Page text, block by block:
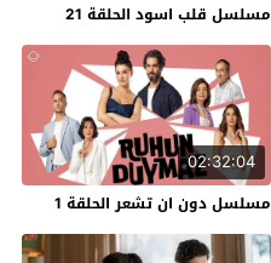
مسلسل قلب اسود الحلقة 21
02:32:04
مسلسل دون ان تشعر الحلقة 1